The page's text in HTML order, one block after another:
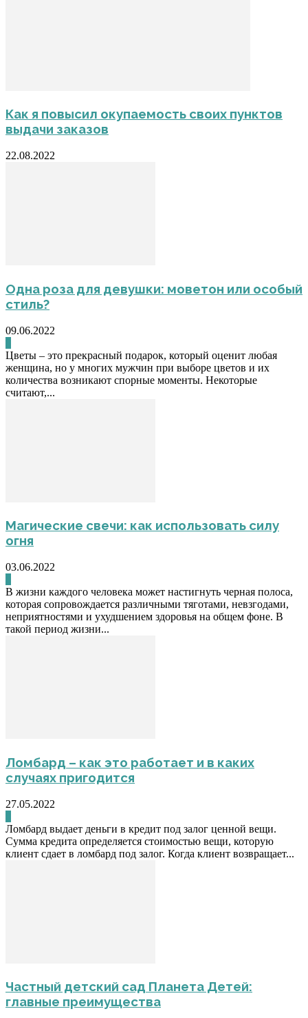
Как я повысил окупаемость своих пунктов
выдачи заказов
22.08.2022
Одна роза для девушки: моветон или особый
стиль?
09.06.2022
Цветы – это прекрасный подарок, который оценит любая
женщина, но у многих мужчин при выборе цветов и их
количества возникают спорные моменты. Некоторые
считают,...
Магические свечи: как использовать силу
огня
03.06.2022
В жизни каждого человека может настигнуть черная полоса,
которая сопровождается различными тяготами, невзгодами,
неприятностями и ухудшением здоровья на общем фоне. В
такой период жизни...
Ломбард – как это работает и в каких
случаях пригодится
27.05.2022
Ломбард выдает деньги в кредит под залог ценной вещи.
Сумма кредита определяется стоимостью вещи, которую
клиент сдает в ломбард под залог. Когда клиент возвращает...
Частный детский сад Планета Детей:
главные преимущества